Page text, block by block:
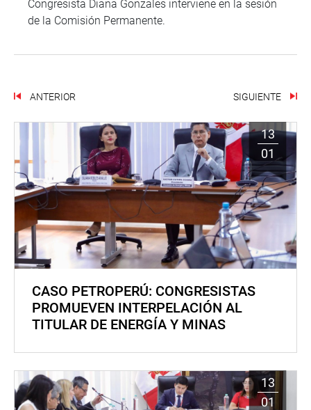
Congresista Diana Gonzales interviene en la sesión
de la Comisión Permanente.
ANTERIOR SIGUIENTE
13
01
CASO PETROPERÚ: CONGRESISTAS
PROMUEVEN INTERPELACIÓN AL
TITULAR DE ENERGÍA Y MINAS
13
01